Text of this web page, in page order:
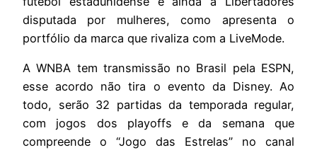
disputada por mulheres, como apresenta o
portfólio da marca que rivaliza com a LiveMode.
A WNBA tem transmissão no Brasil pela ESPN,
esse acordo não tira o evento da Disney. Ao
todo, serão 32 partidas da temporada regular,
com jogos dos playoffs e da semana que
compreende o “Jogo das Estrelas” no canal